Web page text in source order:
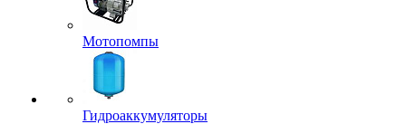
Мотопомпы
Гидроаккумуляторы